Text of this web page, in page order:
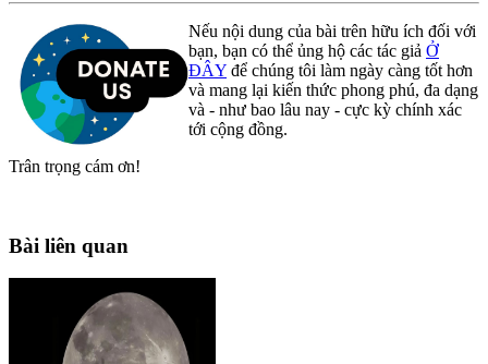
Nếu nội dung của bài trên hữu ích đối với
bạn, bạn có thể ủng hộ các tác giả Ở
ĐÂY để chúng tôi làm ngày càng tốt hơn
và mang lại kiến thức phong phú, đa dạng
và - như bao lâu nay - cực kỳ chính xác
tới cộng đồng.
Trân trọng cám ơn!
Bài liên quan